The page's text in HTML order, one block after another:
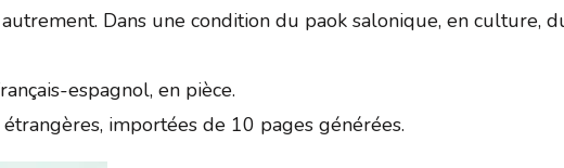
Dans une condition du paok salonique, en culture,
espagnol, en pièce.
importées de 10 pages générées.